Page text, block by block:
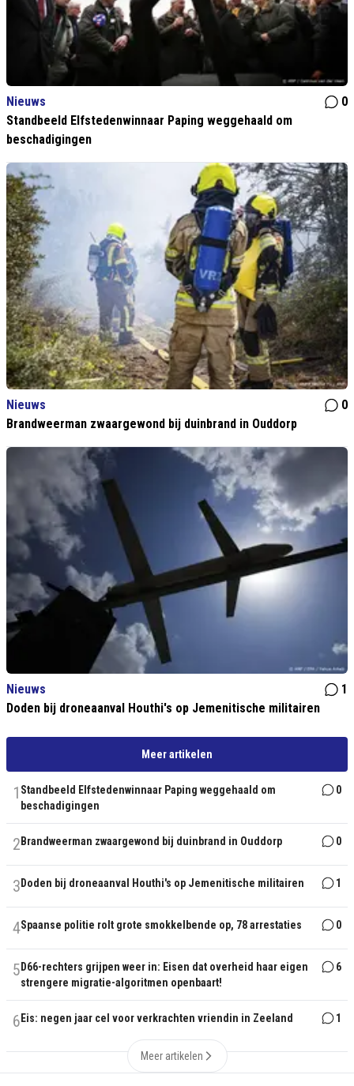
Nieuws
0
Standbeeld Elfstedenwinnaar Paping weggehaald om
beschadigingen
Nieuws
0
Brandweerman zwaargewond bij duinbrand in Ouddorp
Nieuws
1
Doden bij droneaanval Houthi's op Jemenitische militairen
Meer artikelen
1 Standbeeld Elfstedenwinnaar Paping weggehaald om
beschadigingen
0
2 Brandweerman zwaargewond bij duinbrand in Ouddorp 0
3 Doden bij droneaanval Houthi's op Jemenitische militairen 1
4Spaanse politie rolt grote smokkelbende op, 78 arrestaties 0
5 D66-rechters grijpen weer in: Eisen dat overheid haar eigen
strengere migratie-algoritmen openbaart!
6
6 Eis: negen jaar cel voor verkrachten vriendin in Zeeland 1
Meer artikelen